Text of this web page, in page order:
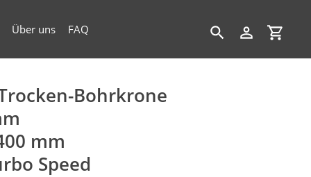
Über uns FAQ
SuchenEinloggen
Bohrkrone
mm
Speed